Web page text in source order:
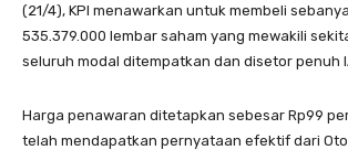
(21/4), KPI menawarkan untuk membeli
535.379.000 lembar saham yang mewakili
seluruh modal ditempatkan dan disetor penuh
Harga penawaran ditetapkan sebesar Rp99
telah mendapatkan pernyataan efektif dari